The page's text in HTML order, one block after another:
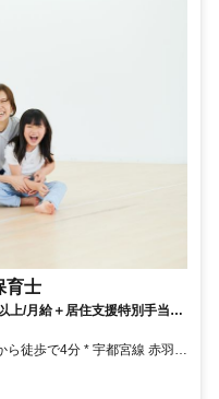
育士
上/月給＋居住支援特別手当2
徒歩で12分